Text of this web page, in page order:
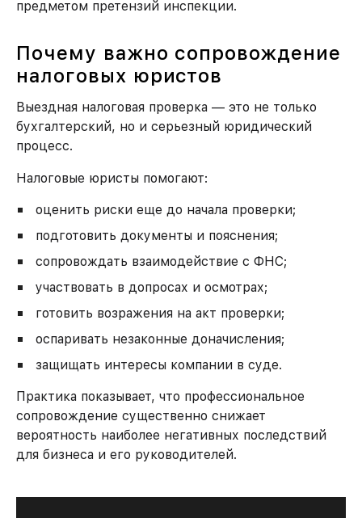
предметом претензий инспекции.
Почему важно сопровождение
налоговых юристов
Выездная налоговая проверка — это не только
бухгалтерский, но и серьезный юридический
процесс.
Налоговые юристы помогают:
оценить риски еще до начала проверки;
подготовить документы и пояснения;
сопровождать взаимодействие с ФНС;
участвовать в допросах и осмотрах;
готовить возражения на акт проверки;
оспаривать незаконные доначисления;
защищать интересы компании в суде.
Практика показывает, что профессиональное
сопровождение существенно снижает
вероятность наиболее негативных последствий
для бизнеса и его руководителей.